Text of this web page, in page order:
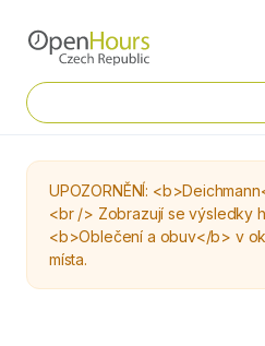
UPOZORNĚNÍ:
<br /> Zobrazují se výsledky
<b>Oblečení a obuv</b> v
místa.